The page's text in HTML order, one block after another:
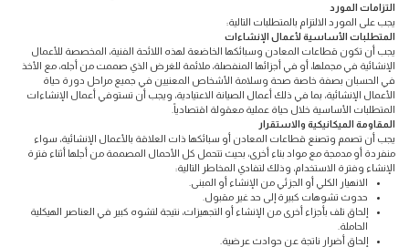
التزامات المورد
يجب على المورد الالتزام بالمتطلبات التالية:
المتطلبات الأساسية لأعمال الإنشاءات
يجب أن تكون قطاعات المعادن وسبائكها الخاضعة لهذه اللائحة الفنية، المخصصة للأعمال
الإنشائية في مجملها، أو في أجزائها المنفصلة، ملائمة للغرض الذي صممت من أجله، مع الأخذ
في الحسبان بصفة خاصة صحة وسلامة الأشخاص المعنيين في جميع مراحل دورة حياة
الأعمال الإنشائية، بما في ذلك أعمال الصيانة الاعتيادية، ويجب أن تستوفي أعمال الإنشاءات
المتطلبات الأساسية خلال حياة عملية معقولة اقتصادياً.
المقاومة الميكانيكية والاستقرار
يجب أن تصمم وتصنع قطاعات المعادن أو سبائكها ذات العلاقة بالأعمال الإنشائية، سواء
منفردة أو مدمجة مع مواد بناء أخرى، بحيث تتحمل كل الأحمال المصممة من أجلها أثناء فترة
الإنشاء وفترة الاستخدام، وذلك لتفادي المخاطر التالية:
الانهيار الكلي أو الجزئي من الإنشاء أو المبنى.
حدوث تشوهات كبيرة إلى حد غير مقبول.
إلحاق تلف بأجزاء أخرى من الإنشاء أو التجهيزات، نتيجة لتشوه كبير في العناصر الهيكلية
الحاملة.
إلحاق أضرار ناتجة عن حوادث عرضية.